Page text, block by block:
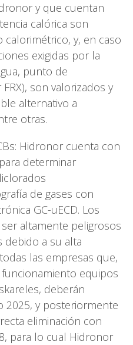
y que cuentan
calórica son
y, en caso
exigidas por la
punto de
son valorizados y
alternativo a
otras.
Hidronor cuenta con
determinar
de gases con
GC-uECD. Los
altamente peligrosos
debido a su alta
las empresas que,
equipos
deberán
2025, y posteriormente
eliminación con
para lo cual Hidronor